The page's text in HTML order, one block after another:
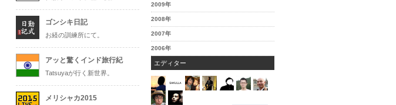
ゴンシキ日記
お経の訓練所にて。
アッと驚くインド旅行紀
Tatsuyaが行く新世界。
メリシャカ2015
2009年
2008年
2007年
2006年
エディター